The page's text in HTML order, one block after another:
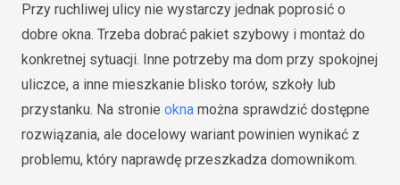
Przy ruchliwej ulicy nie wystarczy jednak poprosić o
dobre okna. Trzeba dobrać pakiet szybowy i montaż do
konkretnej sytuacji. Inne potrzeby ma dom przy spokojnej
uliczce, a inne mieszkanie blisko torów, szkoły lub
przystanku. Na stronie okna można sprawdzić dostępne
rozwiązania, ale docelowy wariant powinien wynikać z
problemu, który naprawdę przeszkadza domownikom.